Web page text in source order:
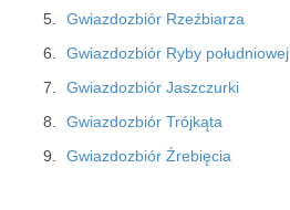
Gwiazdozbiór Rzeźbiarza
Gwiazdozbiór Ryby południowej
Gwiazdozbiór Jaszczurki
Gwiazdozbiór Trójkąta
Gwiazdozbiór Źrebięcia